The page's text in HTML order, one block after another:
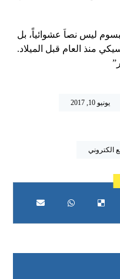
ليس نصاَ عشوائياً، بل
منذ العام قبل الميلاد.
يونيو 10, 2017
الكتروني